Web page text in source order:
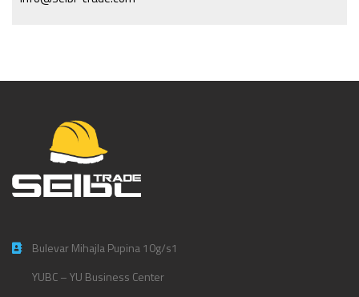
Bulevar Mihajla Pupina 10g/s1
YUBC – YU Business Center